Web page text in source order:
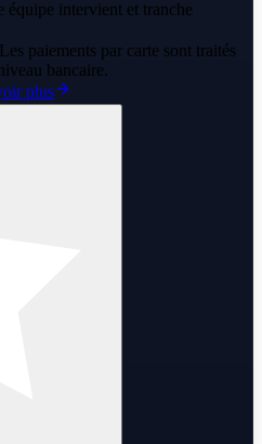
équipe intervient et tranche
Les paiements par carte sont traités
bancaire.
plus